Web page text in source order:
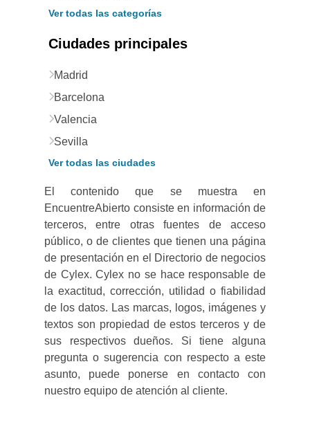
Ver todas las categorías
Ciudades principales
Madrid
Barcelona
Valencia
Sevilla
Ver todas las ciudades
El contenido que se muestra en
EncuentreAbierto consiste en información de
terceros, entre otras fuentes de acceso
público, o de clientes que tienen una página
de presentación en el Directorio de negocios
de Cylex. Cylex no se hace responsable de
la exactitud, corrección, utilidad o fiabilidad
de los datos. Las marcas, logos, imágenes y
textos son propiedad de estos terceros y de
sus respectivos dueños. Si tiene alguna
pregunta o sugerencia con respecto a este
asunto, puede ponerse en contacto con
nuestro equipo de atención al cliente.